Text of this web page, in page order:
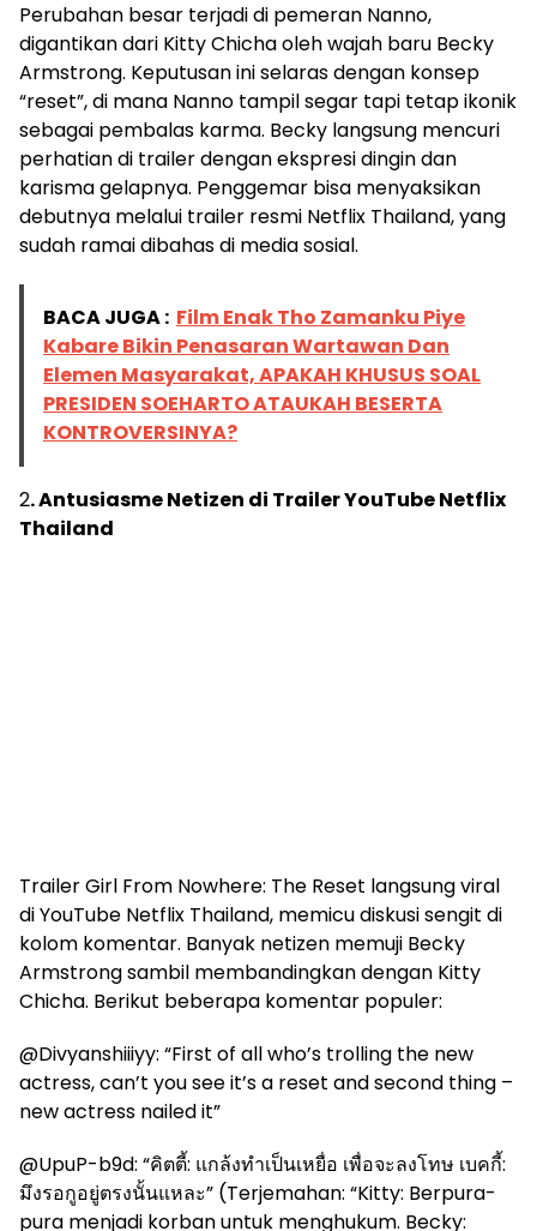
Perubahan besar terjadi di pemeran Nanno,
digantikan dari Kitty Chicha oleh wajah baru Becky
Armstrong. Keputusan ini selaras dengan konsep
“reset”, di mana Nanno tampil segar tapi tetap ikonik
sebagai pembalas karma. Becky langsung mencuri
perhatian di trailer dengan ekspresi dingin dan
karisma gelapnya. Penggemar bisa menyaksikan
debutnya melalui trailer resmi Netflix Thailand, yang
sudah ramai dibahas di media sosial.
BACA JUGA : Film Enak Tho Zamanku Piye
Kabare Bikin Penasaran Wartawan Dan
Elemen Masyarakat, APAKAH KHUSUS SOAL
PRESIDEN SOEHARTO ATAUKAH BESERTA
KONTROVERSINYA?
2. Antusiasme Netizen di Trailer YouTube Netflix
Thailand
Trailer Girl From Nowhere: The Reset langsung viral
di YouTube Netflix Thailand, memicu diskusi sengit di
kolom komentar. Banyak netizen memuji Becky
Armstrong sambil membandingkan dengan Kitty
Chicha. Berikut beberapa komentar populer:
@Divyanshiiiyy: “First of all who’s trolling the new
actress, can’t you see it’s a reset and second thing –
new actress nailed it”
@UpuP-b9d: “คิตตี้: แกล้งทำเป็นเหยื่อ เพื่อจะลงโทษ เบคกี้:
มึงรอกูอยู่ตรงนั้นแหละ” (Terjemahan: “Kitty: Berpura-
pura menjadi korban untuk menghukum. Becky: